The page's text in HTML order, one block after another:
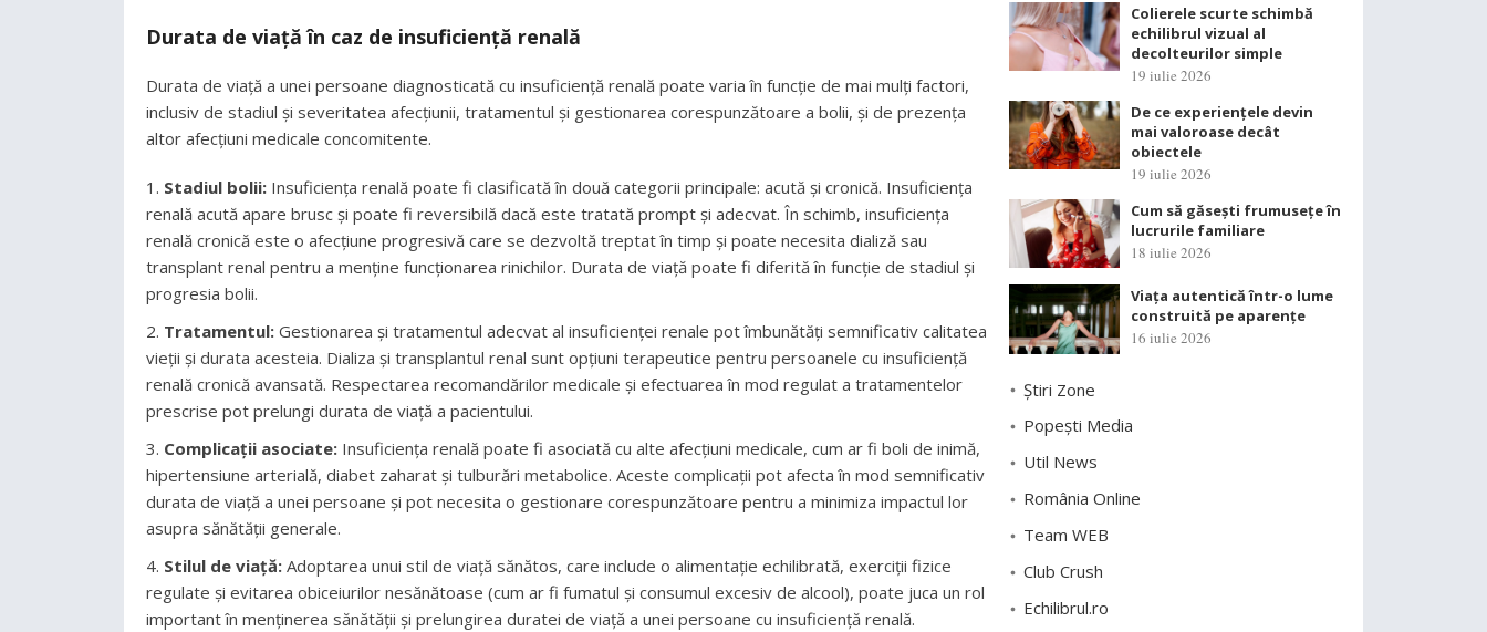
Durata de viață în caz de insuficiență renală
Durata de viață a unei persoane diagnosticată cu insuficiență renală poate varia în funcție de mai mulți factori,
inclusiv de stadiul și severitatea afecțiunii, tratamentul și gestionarea corespunzătoare a bolii, și de prezența
altor afecțiuni medicale concomitente.
Stadiul bolii: Insuficiența renală poate fi clasificată în două categorii principale: acută și cronică. Insuficiența
renală acută apare brusc și poate fi reversibilă dacă este tratată prompt și adecvat. În schimb, insuficiența
renală cronică este o afecțiune progresivă care se dezvoltă treptat în timp și poate necesita dializă sau
transplant renal pentru a menține funcționarea rinichilor. Durata de viață poate fi diferită în funcție de stadiul și
progresia bolii.
Tratamentul: Gestionarea și tratamentul adecvat al insuficienței renale pot îmbunătăți semnificativ calitatea
vieții și durata acesteia. Dializa și transplantul renal sunt opțiuni terapeutice pentru persoanele cu insuficiență
renală cronică avansată. Respectarea recomandărilor medicale și efectuarea în mod regulat a tratamentelor
prescrise pot prelungi durata de viață a pacientului.
Complicații asociate: Insuficiența renală poate fi asociată cu alte afecțiuni medicale, cum ar fi boli de inimă,
hipertensiune arterială, diabet zaharat și tulburări metabolice. Aceste complicații pot afecta în mod semnificativ
durata de viață a unei persoane și pot necesita o gestionare corespunzătoare pentru a minimiza impactul lor
asupra sănătății generale.
Stilul de viață: Adoptarea unui stil de viață sănătos, care include o alimentație echilibrată, exerciții fizice
regulate și evitarea obiceiurilor nesănătoase (cum ar fi fumatul și consumul excesiv de alcool), poate juca un rol
important în menținerea sănătății și prelungirea duratei de viață a unei persoane cu insuficiență renală.
Colierele scurte schimbă
echilibrul vizual al
decolteurilor simple
19 iulie 2026
De ce experiențele devin
mai valoroase decât
obiectele
19 iulie 2026
Cum să găsești frumusețe în
lucrurile familiare
18 iulie 2026
Viața autentică într-o lume
construită pe aparențe
16 iulie 2026
Știri Zone
Popești Media
Util News
România Online
Team WEB
Club Crush
Echilibrul.ro